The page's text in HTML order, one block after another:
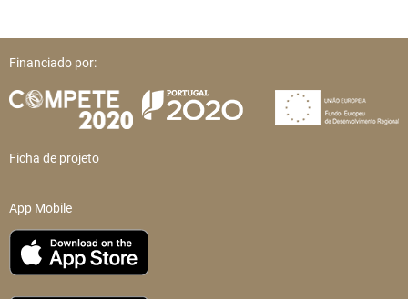
Financiado por:
Ficha de projeto
App Mobile